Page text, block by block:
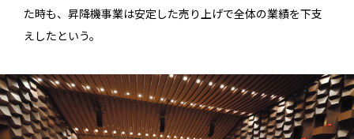
た時も、昇降機事業は安定した売り上げで全体の業績を下支
えしたという。